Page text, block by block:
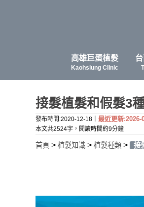
高雄巨蛋植髮
Kaohsiung Clinic
接髮植髮和假髮3
發布時間:2020-12-18｜ 最近更新:2026-
本文共2524字，閱讀時間約9分鐘
首頁 > 植髮知識 > 植髮種類 > 接